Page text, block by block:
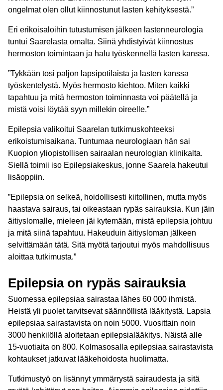
ongelmat olen ollut kiinnostunut lasten kehityksestä.”
Eri erikoisaloihin tutustumisen jälkeen lastenneurologia
tuntui Saarelasta omalta. Siinä yhdistyivät kiinnostus
hermoston toimintaan ja halu työskennellä lasten kanssa.
”Tykkään tosi paljon lapsipotilaista ja lasten kanssa
työskentelystä. Myös hermosto kiehtoo. Miten kaikki
tapahtuu ja mitä hermoston toiminnasta voi päätellä ja
mistä voisi löytää syyn millekin oireelle.”
Epilepsia valikoitui Saarelan tutkimuskohteeksi
erikoistumisaikana. Tuntumaa neurologiaan hän sai
Kuopion yliopistollisen sairaalan neurologian klinikalta.
Siellä toimii iso Epilepsiakeskus, jonne Saarela hakeutui
lisäoppiin.
”Epilepsia on selkeä, hoidollisesti kiitollinen, mutta myös
haastava sairaus, tai oikeastaan rypäs sairauksia. Kun jäin
äitiyslomalle, mieleen jäi kytemään, mistä epilepsia johtuu
ja mitä siinä tapahtuu. Hakeuduin äitiysloman jälkeen
selvittämään tätä. Sitä myötä tarjoutui myös mahdollisuus
aloittaa tutkimusta.”
Epilepsia on rypäs sairauksia
Suomessa epilepsiaa sairastaa lähes 60 000 ihmistä.
Heistä yli puolet tarvitsevat säännöllistä lääkitystä. Lapsia
epilepsiaa sairastavista on noin 5000. Vuosittain noin
3000 henkilöllä aloitetaan epilepsialääkitys. Näistä alle
15-vuotiaita on 800. Kolmasosalla epilepsiaa sairastavista
kohtaukset jatkuvat lääkehoidosta huolimatta.
Tutkimustyö on lisännyt ymmärrystä sairaudesta ja sitä